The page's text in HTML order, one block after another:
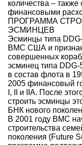
количества –
финансовыми
ПРОГРАММА
ЭСМИНЦЕВ
Эсминцы типа
ВМС США и
совершенных
эсминец типа
в состав флота в
2005 финансовый
I, II и IIA. После
строить эсминцы
БНК нового
В 2001 году ВМС
строительства
поколения (Future